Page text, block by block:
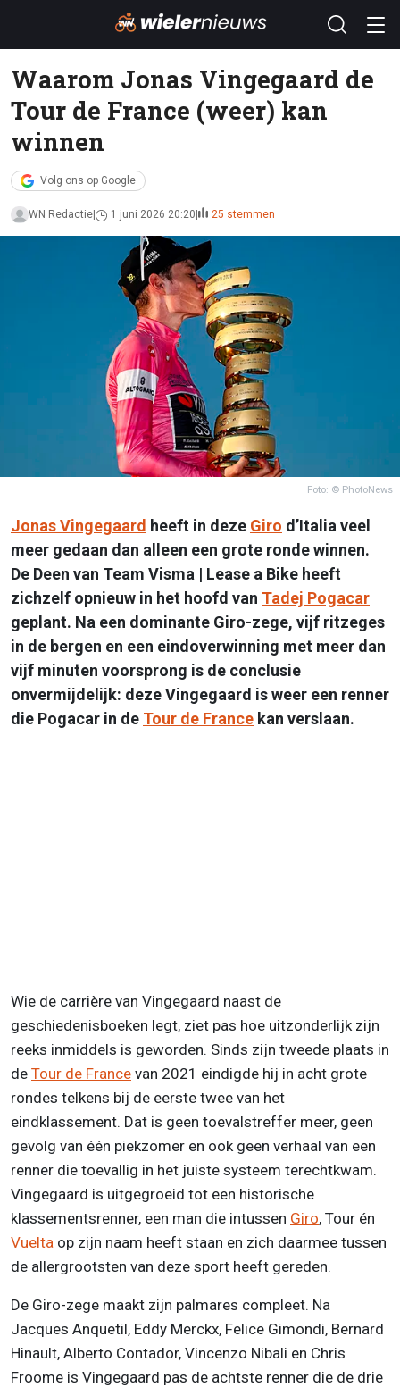
Waarom Jonas Vingegaard de
Tour de France (weer) kan
winnen
Volg ons op Google
WN Redactie 1 juni 2026 20:20 25 stemmen
Foto: © PhotoNews
Jonas Vingegaard heeft in deze Giro d’Italia veel
meer gedaan dan alleen een grote ronde winnen.
De Deen van Team Visma | Lease a Bike heeft
zichzelf opnieuw in het hoofd van Tadej Pogacar
geplant. Na een dominante Giro-zege, vijf ritzeges
in de bergen en een eindoverwinning met meer dan
vijf minuten voorsprong is de conclusie
onvermijdelijk: deze Vingegaard is weer een renner
die Pogacar in de Tour de France kan verslaan.
Wie de carrière van Vingegaard naast de
geschiedenisboeken legt, ziet pas hoe uitzonderlijk zijn
reeks inmiddels is geworden. Sinds zijn tweede plaats in
de Tour de France van 2021 eindigde hij in acht grote
rondes telkens bij de eerste twee van het
eindklassement. Dat is geen toevalstreffer meer, geen
gevolg van één piekzomer en ook geen verhaal van een
renner die toevallig in het juiste systeem terechtkwam.
Vingegaard is uitgegroeid tot een historische
klassementsrenner, een man die intussen Giro, Tour én
Vuelta op zijn naam heeft staan en zich daarmee tussen
de allergrootsten van deze sport heeft gereden.
De Giro-zege maakt zijn palmares compleet. Na
Jacques Anquetil, Eddy Merckx, Felice Gimondi, Bernard
Hinault, Alberto Contador, Vincenzo Nibali en Chris
Froome is Vingegaard pas de achtste renner die de drie